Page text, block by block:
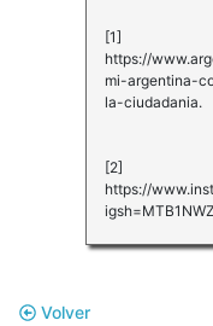
[1]
https://
mi-argentina-
la-ciudadania.
[2]
https://
Volver